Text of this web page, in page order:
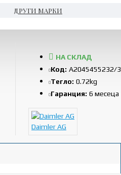
ДРУГИ МАРКИ
НА СКЛАД
Код: A2045455232/3
Тегло: 0.72kg
Гаранция: 6 месеца
Daimler AG